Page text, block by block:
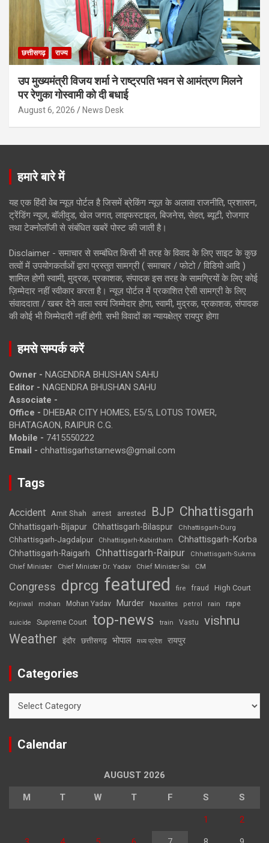
छत्तीसगढ़ राज्य
उप मुख्यमंत्री विजय शर्मा ने राष्ट्रपति भवन से आमंत्रण मिलने
पर रेणुका गोस्वामी को दी बधाई
August 6, 2026 News Desk
हमारे बारे में
यह एक हिंदी वेब न्यूज़ पोर्टल है जिसमें ब्रेकिंग न्यूज़ के अलावा राजनीति, प्रशासन,
ट्रेंडिंग न्यूज, बॉलीवुड, खेल जगत, लाइफस्टाइल, बिजनेस, सेहत, ब्यूटी, रोजगार
तथा टेक्नोलॉजी से संबंधित खबरें पोस्ट की जाती है।
Disclaimer - समाचार से सम्बंधित किसी भी तरह के विवाद के लिए साइट के कुछ
तत्वों में उपयोगकर्ताओं द्वारा प्रस्तुत सामग्री ( समाचार / फोटो / विडियो आदि )
शामिल होगी स्वामी, मुद्रक, प्रकाशक, संपादक इस तरह के सामग्रियों के लिए कोई
ज़िम्मेदार नहीं स्वीकार करता है। न्यूज़ पोर्टल में प्रकाशित ऐसी सामग्री के लिए
संवाददाता / खबर देने वाला स्वयं जिम्मेदार होगा, स्वामी, मुद्रक, प्रकाशक, संपादक
की कोई भी जिम्मेदारी नहीं होगी. सभी विवादों का न्यायक्षेत्र रायपुर होगा
हमसे सम्पर्क करें
Owner - NAGENDRA BHUSHAN SAHU
Editor - NAGENDRA BHUSHAN SAHU
Associate -
Office - DHEBAR CITY HOMES, E5/5, LOTUS TOWER,
BHATAGAON, RAIPUR C.G.
Mobile - 7415550222
Email - chhattisgarhstarnews@gmail.com
Tags
Accident Amit Shah arrest arrested BJP Chhattisgarh
Chhattisgarh-Bijapur Chhattisgarh-Bilaspur Chhattisgarh-Durg
Chhattisgarh-Jagdalpur Chhattisgarh-Kabirdham Chhattisgarh-Korba
Chhattisgarh-Raigarh Chhattisgarh-Raipur
Chhattisgarh-Sukma
Chief Minister
Chief Minister Dr. Yadav Chief Minister Sai CM
Congress dprcg featured fire fraud High Court
Kejriwal mohan Mohan Yadav Murder Naxalites petrol rain rape
suicide Supreme Court top-news train Vastu vishnu
Weather इंदौर छत्तीसगढ़ भोपाल मध्य प्रदेश रायपुर
Categories
Calendar
AUGUST 2026
M T W T F S S
1 2